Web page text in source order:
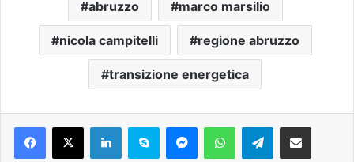
abruzzo marco marsilio
nicola campitelli regione abruzzo
transizione energetica
Telegram